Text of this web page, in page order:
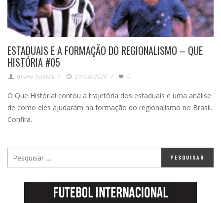
ESTADUAIS E A FORMAÇÃO DO REGIONALISMO – QUE
HISTÓRIA #05
Bruno Santos / 21/04/2020 / 0
O Que História! contou a trajetória dos estaduais e uma análise
de como eles ajudaram na formação do regionalismo no Brasil.
Confira.